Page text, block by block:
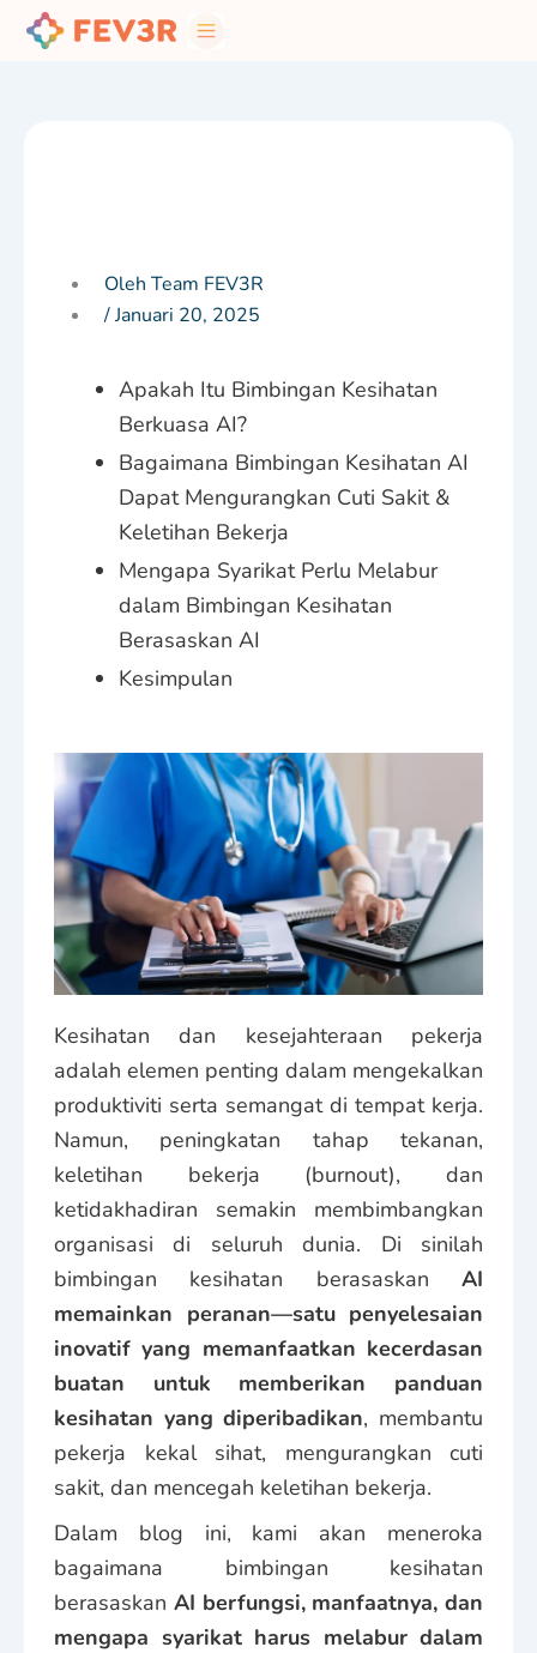
Oleh Team FEV3R
/Januari 20, 2025
Apakah Itu Bimbingan Kesihatan
Berkuasa AI?​
Bagaimana Bimbingan Kesihatan AI
Dapat Mengurangkan Cuti Sakit &
Keletihan Bekerja
Mengapa Syarikat Perlu Melabur
dalam Bimbingan Kesihatan
Berasaskan AI
Kesimpulan
Kesihatan dan kesejahteraan pekerja
adalah elemen penting dalam mengekalkan
produktiviti serta semangat di tempat kerja.
Namun, peningkatan tahap tekanan,
keletihan bekerja (burnout), dan
ketidakhadiran semakin membimbangkan
organisasi di seluruh dunia. Di sinilah
bimbingan kesihatan berasaskan AI
memainkan peranan—satu penyelesaian
inovatif yang memanfaatkan kecerdasan
buatan untuk memberikan panduan
kesihatan yang diperibadikan, membantu
pekerja kekal sihat, mengurangkan cuti
sakit, dan mencegah keletihan bekerja.
Dalam blog ini, kami akan meneroka
bagaimana bimbingan kesihatan
berasaskan AI berfungsi, manfaatnya, dan
mengapa syarikat harus melabur dalam